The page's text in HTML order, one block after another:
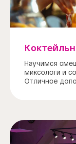
Научимся
миксологи и
Отличное